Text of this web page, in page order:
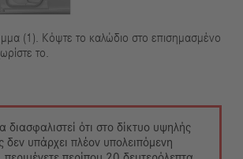
(1). Κόψτε το καλώδιο στο επισημασμένο
το.
διασφαλιστεί ότι στο δίκτυο υψηλής
δεν υπάρχει πλέον υπολειπόμενη